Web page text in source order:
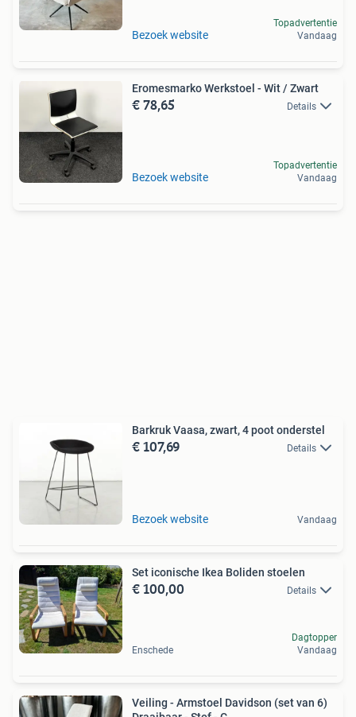
Bezoek website
Topadvertentie
Vandaag
Eromesmarko Werkstoel - Wit / Zwart
€ 78,65 Details
Bezoek website
Topadvertentie
Vandaag
Barkruk Vaasa, zwart, 4 poot onderstel
€ 107,69 Details
Bezoek website Vandaag
Set iconische Ikea Boliden stoelen
€ 100,00 Details
Enschede
Dagtopper
Vandaag
Veiling - Armstoel Davidson (set van 6)